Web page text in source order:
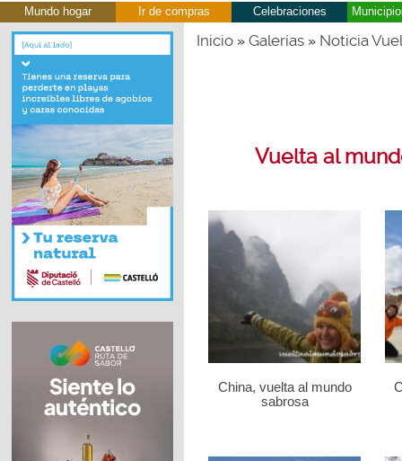
Mundo hogar Ir de compras Celebraciones
Inicio» Galerías» Noticia
Vuelta al
China, vuelta al mundo
sabrosa